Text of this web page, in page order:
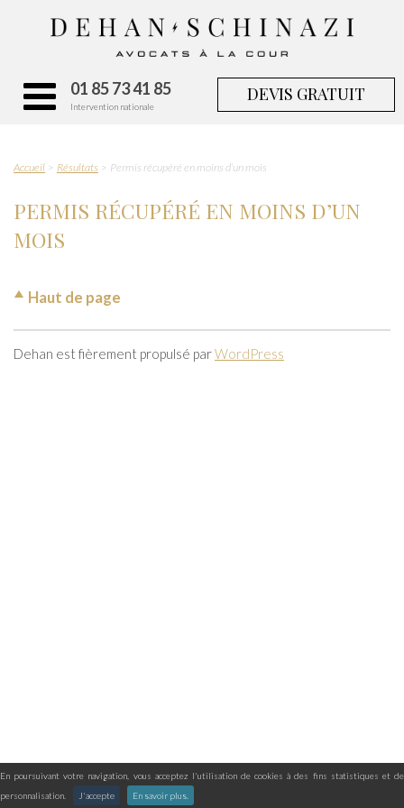
En poursuivant votre navigation, vous acceptez l'utilisation de cookies à des fins statistiques et de
personnalisation.
J'accepte En savoir plus.
01 85 73 41 85
Intervention nationale
DEVIS GRATUIT
Accueil Résultats Permis récupéré en moins d’un mois
PERMIS RÉCUPÉRÉ EN MOINS D’UN
MOIS
Haut de page
Dehan est fièrement propulsé parWordPress